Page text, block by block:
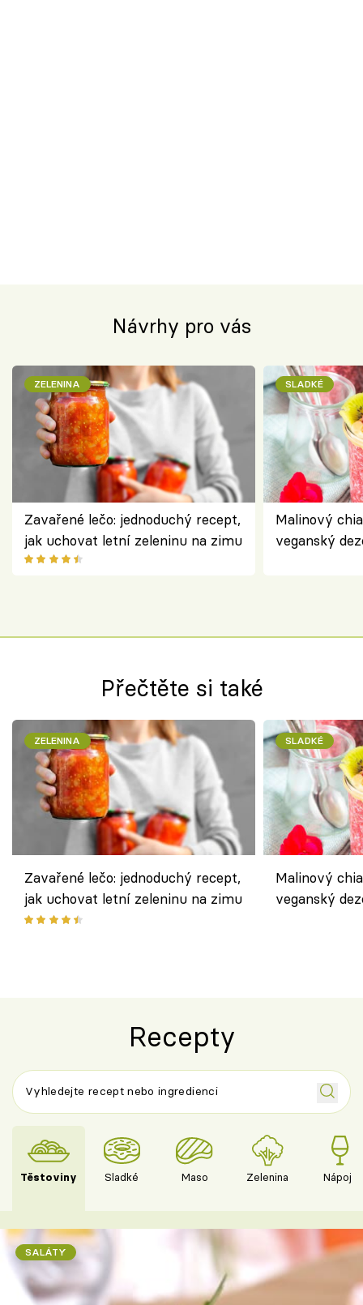
Návrhy pro vás
ZELENINA
Zavařené lečo: jednoduchý recept,
jak uchovat letní zeleninu na zimu
SLADKÉ
Malinový
veganský
Přečtěte si také
ZELENINA
Zavařené lečo: jednoduchý recept,
jak uchovat letní zeleninu na zimu
SLADKÉ
Malinový
veganský
Recepty
Těstoviny Sladké Maso Zelenina Nápoje
SALÁTY